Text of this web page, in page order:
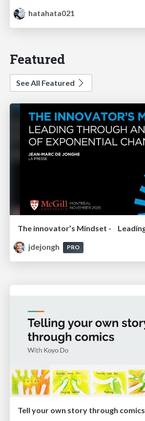
hatahata021
Featured
See All Featured
jdejongh
PRO
Tell your own story through comics